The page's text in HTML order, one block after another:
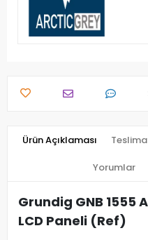
Ürün Açıklaması
Yorumlar
Grundig GNB 1555
LCD Paneli (Ref)